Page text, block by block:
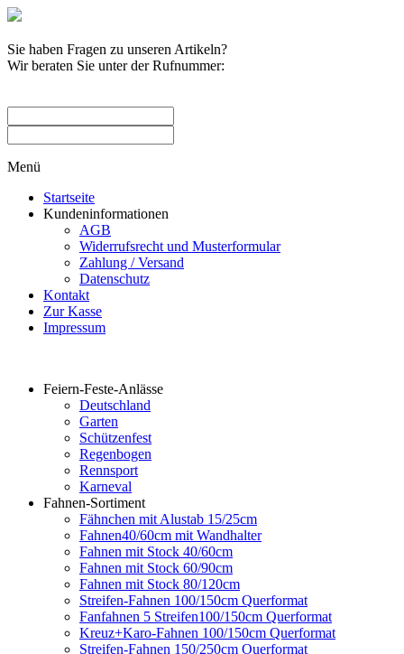
Sie haben Fragen zu unseren Artikeln?
Wir beraten Sie unter der Rufnummer:
Menü
Startseite
Kundeninformationen
AGB
Widerrufsrecht und Musterformular
Zahlung / Versand
Datenschutz
Kontakt
Zur Kasse
Impressum
Feiern-Feste-Anlässe
Deutschland
Garten
Schützenfest
Regenbogen
Rennsport
Karneval
Fahnen-Sortiment
Fähnchen mit Alustab 15/25cm
Fahnen40/60cm mit Wandhalter
Fahnen mit Stock 40/60cm
Fahnen mit Stock 60/90cm
Fahnen mit Stock 80/120cm
Streifen-Fahnen 100/150cm Querformat
Fanfahnen 5 Streifen100/150cm Querformat
Kreuz+Karo-Fahnen 100/150cm Querformat
Streifen-Fahnen 150/250cm Ouerformat